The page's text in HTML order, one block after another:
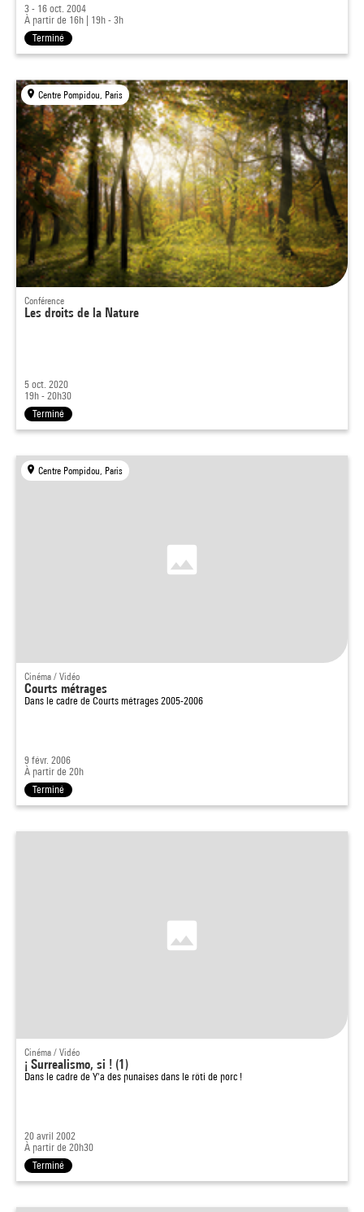
3 - 16 oct. 2004
À partir de 16h
19h - 3h
Terminé
Centre Pompidou, Paris
Conférence
Les droits de la Nature
5 oct. 2020
19h - 20h30
Terminé
Centre Pompidou, Paris
Cinéma / Vidéo
Courts métrages
Dans le cadre de Courts métrages 2005-2006
9 févr. 2006
À partir de 20h
Terminé
Cinéma / Vidéo
¡ Surrealismo, si ! (1)
Dans le cadre de Y'a des punaises dans le rôti de porc !
20 avril 2002
À partir de 20h30
Terminé